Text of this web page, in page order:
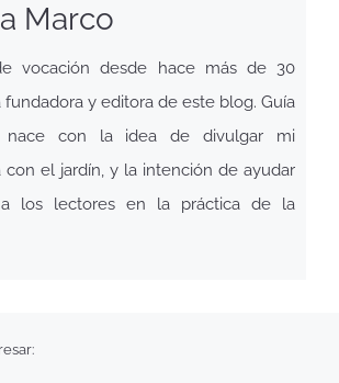
Marco
vocación desde hace más de 30
fundadora y editora de este blog. Guía
nace con la idea de divulgar mi
con el jardín, y la intención de ayudar
los lectores en la práctica de la